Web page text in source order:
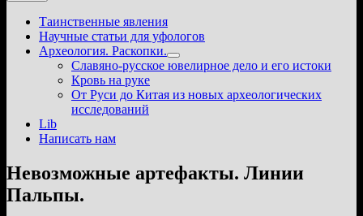
Таинственные явления
Научные статьи для уфологов
Археология. Раскопки.
Показать
подменю
Славяно-русское ювелирное дело и его истоки
Кровь на руке
От Руси до Китая из новых археологических
исследований
Lib
Написать нам
Невозможные артефакты. Линии
Пальпы.